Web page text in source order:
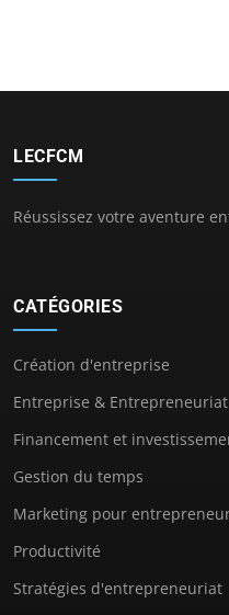
LECFCM
Réussissez votre aventure
CATÉGORIES
Création d'entreprise
Entreprise & Entrepreneuriat
Financement et
Gestion du temps
Marketing pour
Productivité
Stratégies d'entrepreneuriat